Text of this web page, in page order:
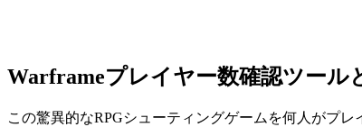
Warframeプレイヤー数確認ツール
この驚異的なRPGシューティングゲームを何人がプ